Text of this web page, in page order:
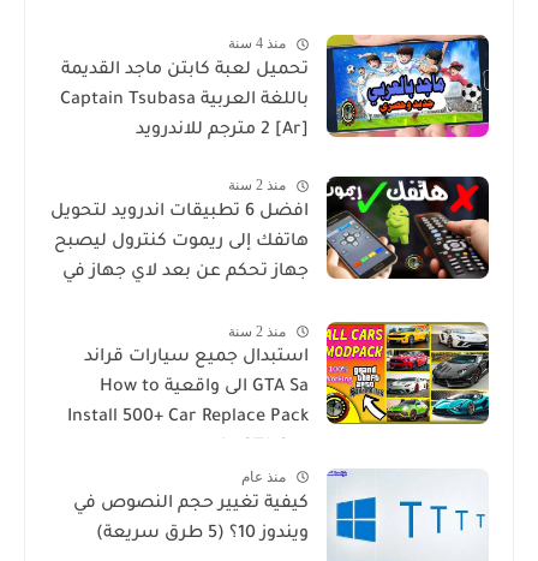
منذ 4 سنة
تحميل لعبة كابتن ماجد القديمة
باللغة العربية Captain Tsubasa
2 [Ar] مترجم للاندرويد
منذ 2 سنة
افضل 6 تطبيقات اندرويد لتحويل
هاتفك إلى ريموت كنترول ليصبح
جهاز تحكم عن بعد لاي جهاز في
منذ 2 سنة
استبدال جميع سيارات قراند
GTA Sa الى واقعية How to
Install 500+ Car Replace Pack
منذ عام
كيفية تغيير حجم النصوص في
ويندوز 10؟ (5 طرق سريعة)